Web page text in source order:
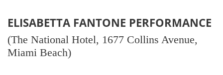
ELISABETTA FANTONE PERFORMANCE
(The National Hotel, 1677 Collins Avenue,
Miami Beach)